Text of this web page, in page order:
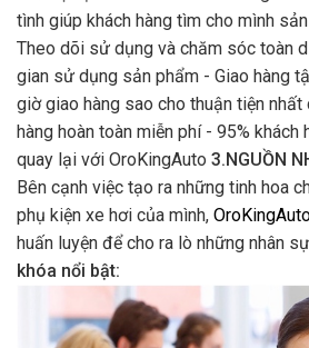
tình giúp khách hàng tìm cho mình
Theo dõi sử dụng và chăm sóc toàn
gian sử dụng sản phẩm - Giao hàng
giờ giao hàng sao cho thuận tiện nhất
hàng hoàn toàn miễn phí - 95% khách
quay lại với OroKingAuto 3.NGUỒN
Bên cạnh việc tạo ra những tinh hoa
phụ kiện xe hơi của mình,
huấn luyện để cho ra lò những nhân
khóa nổi bật: